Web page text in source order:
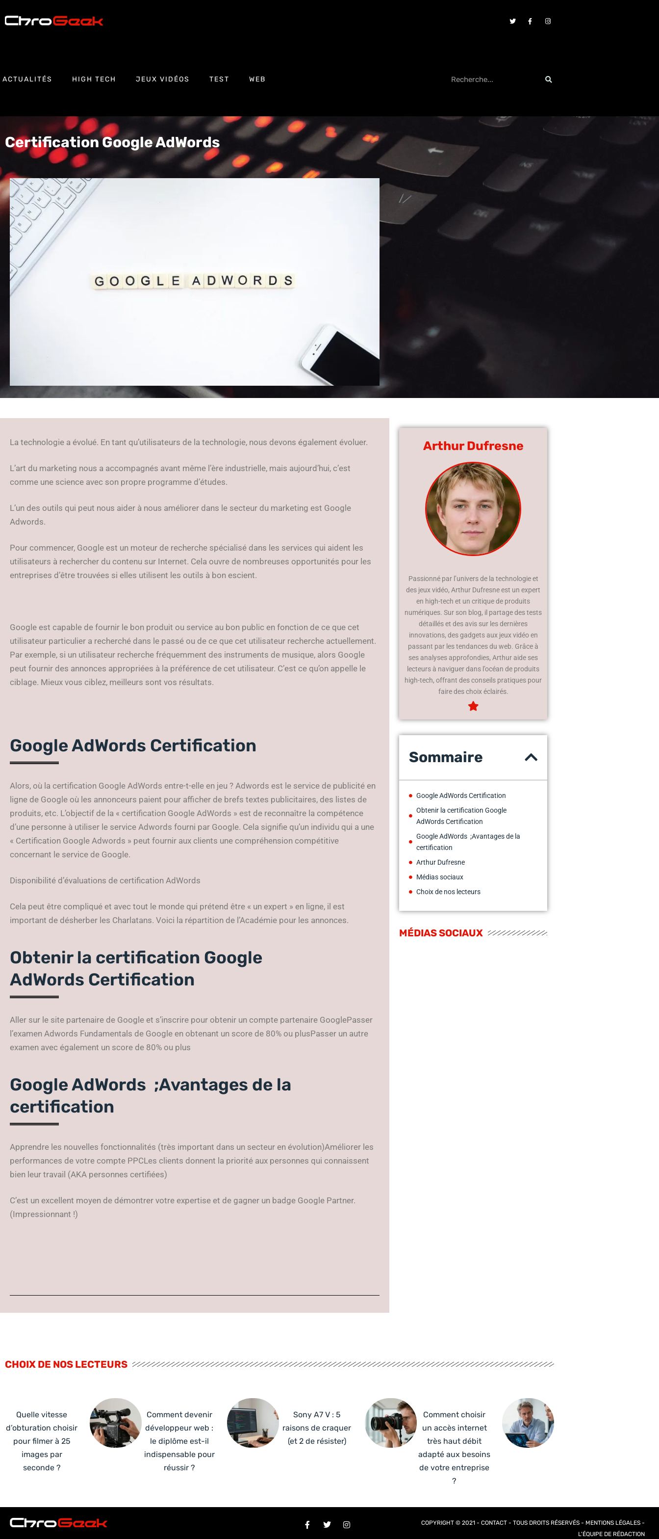
ACTUALITÉS HIGH TECH JEUX VIDÉOS TEST WEB
Certification Google AdWords
La technologie a évolué. En tant qu’utilisateurs de la technologie, nous devons également évoluer.
L’art du marketing nous a accompagnés avant même l’ère industrielle, mais aujourd’hui, c’est
comme une science avec son propre programme d’études.
L’un des outils qui peut nous aider à nous améliorer dans le secteur du marketing est Google
Adwords.
Pour commencer, Google est un moteur de recherche spécialisé dans les services qui aident les
utilisateurs à rechercher du contenu sur Internet. Cela ouvre de nombreuses opportunités pour les
entreprises d’être trouvées si elles utilisent les outils à bon escient.
Google est capable de fournir le bon produit ou service au bon public en fonction de ce que cet
utilisateur particulier a recherché dans le passé ou de ce que cet utilisateur recherche actuellement.
Par exemple, si un utilisateur recherche fréquemment des instruments de musique, alors Google
peut fournir des annonces appropriées à la préférence de cet utilisateur. C’est ce qu’on appelle le
ciblage. Mieux vous ciblez, meilleurs sont vos résultats.
Google AdWords Certification
Alors, où la certification Google AdWords entre-t-elle en jeu ? Adwords est le service de publicité en
ligne de Google où les annonceurs paient pour afficher de brefs textes publicitaires, des listes de
produits, etc. L’objectif de la « certification Google AdWords » est de reconnaître la compétence
d’une personne à utiliser le service Adwords fourni par Google. Cela signifie qu’un individu qui a une
« Certification Google Adwords » peut fournir aux clients une compréhension compétitive
concernant le service de Google.
Disponibilité d’évaluations de certification AdWords
Cela peut être compliqué et avec tout le monde qui prétend être « un expert » en ligne, il est
important de désherber les Charlatans. Voici la répartition de l’Académie pour les annonces.
Obtenir la certification Google
AdWords Certification
Aller sur le site partenaire de Google et s’inscrire pour obtenir un compte partenaire GooglePasser
l’examen Adwords Fundamentals de Google en obtenant un score de 80% ou plusPasser un autre
examen avec également un score de 80% ou plus
Google AdWords ;Avantages de la
certification
Apprendre les nouvelles fonctionnalités (très important dans un secteur en évolution)Améliorer les
performances de votre compte PPCLes clients donnent la priorité aux personnes qui connaissent
bien leur travail (AKA personnes certifiées)
C’est un excellent moyen de démontrer votre expertise et de gagner un badge Google Partner.
(Impressionnant !)
Arthur Dufresne
Passionné par l’univers de la technologie et
des jeux vidéo, Arthur Dufresne est un expert
en high-tech et un critique de produits
numériques. Sur son blog, il partage des tests
détaillés et des avis sur les dernières
innovations, des gadgets aux jeux vidéo en
passant par les tendances du web. Grâce à
ses analyses approfondies, Arthur aide ses
lecteurs à naviguer dans l’océan de produits
high-tech, offrant des conseils pratiques pour
faire des choix éclairés.
Sommaire
Google AdWords Certification
Obtenir la certification Google
AdWords Certification
Google AdWords ;Avantages de la
certification
Arthur Dufresne
Médias sociaux
Choix de nos lecteurs
MÉDIAS SOCIAUX
CHOIX DE NOS LECTEURS
Quelle vitesse
d’obturation choisir
pour filmer à 25
images par
seconde ?
Comment devenir
développeur web :
le diplôme est-il
indispensable pour
réussir ?
Sony A7 V : 5
raisons de craquer
(et 2 de résister)
Comment choisir
un accès internet
très haut débit
adapté aux besoins
de votre entreprise
?
COPYRIGHT © 2021 - CONTACT - TOUS DROITS RÉSERVÉS - MENTIONS LÉGALES -
L'ÉQUIPE DE RÉDACTION